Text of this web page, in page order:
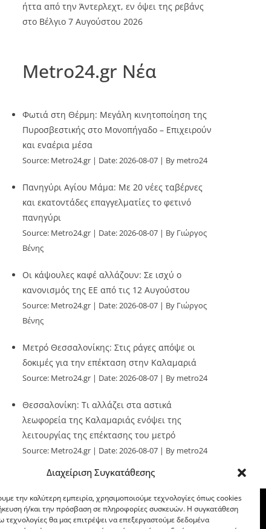
Διαχείριση Συγκατάθεσης
την καλύτερη εμπειρία, χρησιμοποιούμε τεχνολογίες όπως cookies
ή/και την πρόσβαση σε πληροφορίες συσκευών. Η συγκατάθεση
τεχνολογίες θα μας επιτρέψει να επεξεργαστούμε δεδομένα
ήττα από την Άντερλεχτ, εν όψει της ρεβάνς
στο Βέλγιο 7 Αυγούστου 2026
Metro24.gr Νέα
Φωτιά στη Θέρμη: Μεγάλη κινητοποίηση της
Πυροσβεστικής στο Μονοπήγαδο – Επιχειρούν
και εναέρια μέσα
Source: Metro24.gr Date: 2026-08-07 By metro24
Πανηγύρι Αγίου Μάμα: Με 20 νέες ταβέρνες
και εκατοντάδες επαγγελματίες το φετινό
πανηγύρι
Source: Metro24.gr Date: 2026-08-07
By Γιώργος
Βένης
Οι κάψουλες καφέ αλλάζουν: Σε ισχύ ο
κανονισμός της ΕΕ από τις 12 Αυγούστου
Source: Metro24.gr Date: 2026-08-07
By Γιώργος
Βένης
Μετρό Θεσσαλονίκης: Στις ράγες απόψε οι
δοκιμές για την επέκταση στην Καλαμαριά
Source: Metro24.gr Date: 2026-08-07 By metro24
Θεσσαλονίκη: Τι αλλάζει στα αστικά
λεωφορεία της Καλαμαριάς ενόψει της
λειτουργίας της επέκτασης του μετρό
Source: Metro24.gr Date: 2026-08-07 By metro24